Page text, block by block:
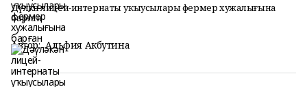
Дәүләкән лицей-интернаты уҡыусылары фермер хужалығына
барған
Автор: Альфия Акбутина